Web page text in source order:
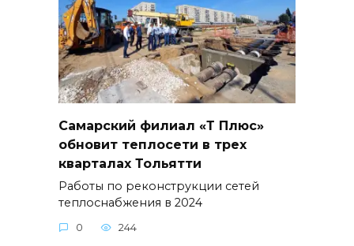
Самарский филиал «Т Плюс»
обновит теплосети в трех
кварталах Тольятти
Работы по реконструкции сетей
теплоснабжения в 2024
0 244